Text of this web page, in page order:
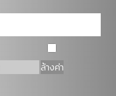
ล้างค่า